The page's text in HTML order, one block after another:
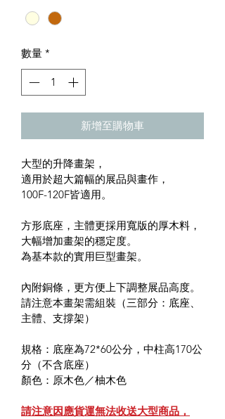
數量 *
新增至購物車
大型的升降畫架，
適用於超大篇幅的展品與畫作，
100F-120F皆適用。
方形底座，主體更採用寬版的厚木料，
大幅增加畫架的穩定度。
為基本款的實用巨型畫架。
內附銅條，更方便上下調整展品高度。
請注意本畫架需組裝（三部分：底座、
主體、支撐架）
規格：底座為72*60公分，中柱高170公
分（不含底座）
顏色：原木色／柚木色
請注意因應貨運無法收送大型商品，